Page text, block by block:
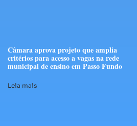
Câmara aprova projeto que amplia
critérios para acesso a vagas na rede
municipal de ensino em Passo Fundo
Leia mais